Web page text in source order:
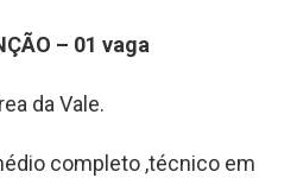
– 01 vaga
da Vale.
completo ,técnico em